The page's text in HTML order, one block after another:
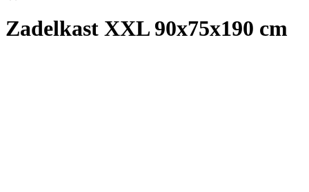
Zadelkast XXL 90x75x190 cm